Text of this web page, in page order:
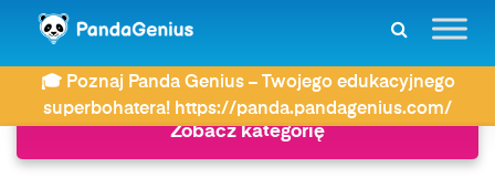
🎓 Poznaj Panda Genius – Twojego edukacyjnego
superbohatera! https://panda.pandagenius.com/
ZDAY Język angielski Waga po angielsku
Zobacz kategorię